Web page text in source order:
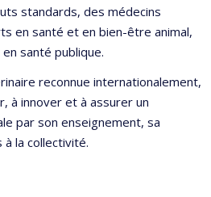
standards, des médecins
en santé et en bien-être animal,
santé publique.
reconnue internationalement,
à innover et à assurer un
par son enseignement, sa
la collectivité.